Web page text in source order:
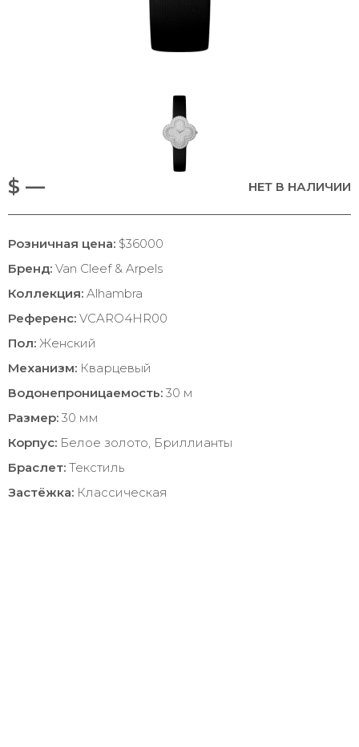
$ — НЕТ В НАЛИЧИИ
Розничная цена: $36000
Бренд: Van Cleef & Arpels
Коллекция: Alhambra
Референс: VCARO4HR00
Пол: Женский
Механизм: Кварцевый
Водонепроницаемость: 30 м
Размер: 30 мм
Корпус: Белое золото, Бриллианты
Браслет: Текстиль
Застёжка: Классическая